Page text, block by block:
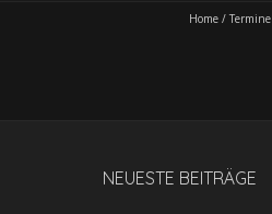
Home / Termine
NEUESTE BEITRÄGE